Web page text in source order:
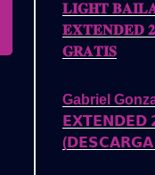
𝐋𝐈𝐆𝐇𝐓
𝐄𝐗𝐓𝐄𝐍𝐃𝐄𝐃
𝐆𝐑𝐀𝐓𝐈𝐒
Gabriel
𝗘𝗫𝗧𝗘𝗡𝗗𝗘𝗗
(𝗗𝗘𝗦𝗖𝗔𝗥𝗚𝗔